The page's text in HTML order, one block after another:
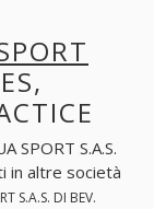
SPORT S.A.S.
in altre società
S.A.S. DI BEV.